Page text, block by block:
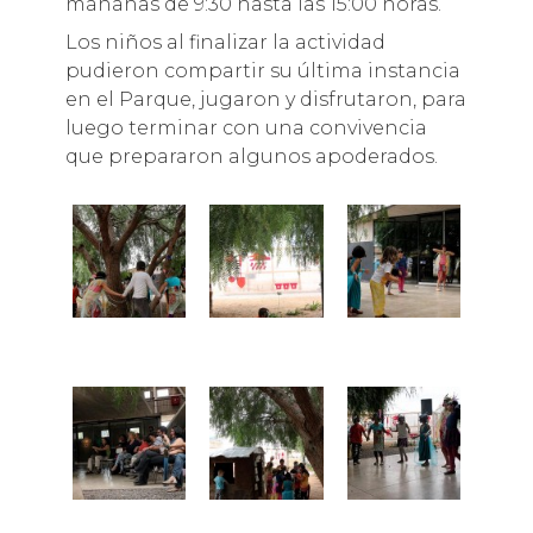
Los niños al finalizar la actividad
pudieron compartir su última instancia
en el Parque, jugaron y disfrutaron, para
luego terminar con una convivencia
que prepararon algunos apoderados.